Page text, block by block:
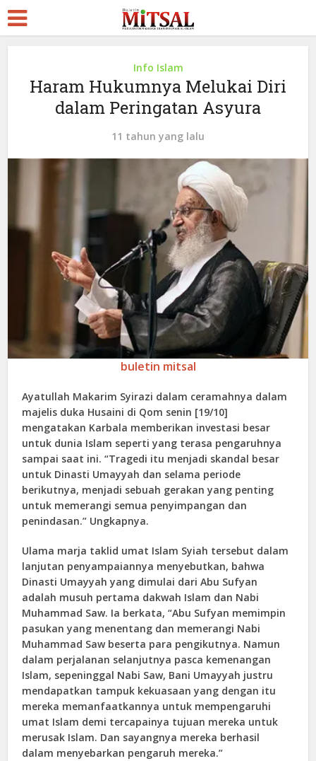
Info Islam
Haram Hukumnya Melukai Diri
dalam Peringatan Asyura
11 tahun yang lalu
buletin mitsal
Ayatullah Makarim Syirazi dalam ceramahnya dalam
majelis duka Husaini di Qom senin [19/10]
mengatakan Karbala memberikan investasi besar
untuk dunia Islam seperti yang terasa pengaruhnya
sampai saat ini. “Tragedi itu menjadi skandal besar
untuk Dinasti Umayyah dan selama periode
berikutnya, menjadi sebuah gerakan yang penting
untuk memerangi semua penyimpangan dan
penindasan.” Ungkapnya.
Ulama marja taklid umat Islam Syiah tersebut dalam
lanjutan penyampaiannya menyebutkan, bahwa
Dinasti Umayyah yang dimulai dari Abu Sufyan
adalah musuh pertama dakwah Islam dan Nabi
Muhammad Saw. Ia berkata, “Abu Sufyan memimpin
pasukan yang menentang dan memerangi Nabi
Muhammad Saw beserta para pengikutnya. Namun
dalam perjalanan selanjutnya pasca kemenangan
Islam, sepeninggal Nabi Saw, Bani Umayyah justru
mendapatkan tampuk kekuasaan yang dengan itu
mereka memanfaatkannya untuk mempengaruhi
umat Islam demi tercapainya tujuan mereka untuk
merusak Islam. Dan sayangnya mereka berhasil
dalam menyebarkan pengaruh mereka.”